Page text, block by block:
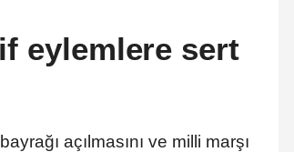
eylemlere sert
açılmasını ve milli marşı